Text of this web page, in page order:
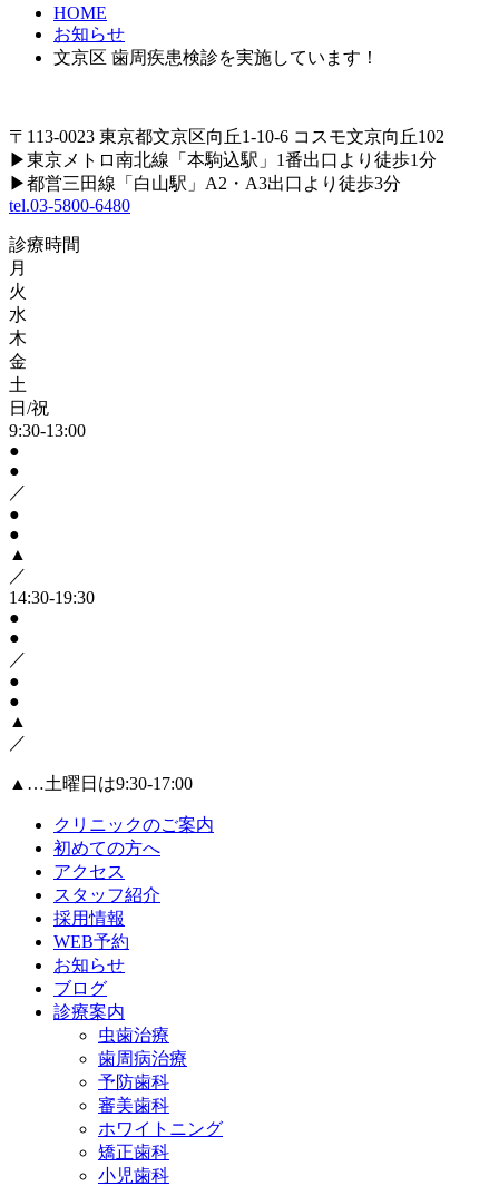
HOME
お知らせ
文京区 歯周疾患検診を実施しています！
〒113-0023 東京都文京区向丘1-10-6 コスモ文京向丘102
▶東京メトロ南北線「本駒込駅」1番出口より徒歩1分
▶都営三田線「白山駅」A2・A3出口より徒歩3分
tel.03-5800-6480
診療時間
月
火
水
木
金
土
日/祝
9:30-13:00
●
●
／
●
●
▲
／
14:30-19:30
●
●
／
●
●
▲
／
▲…土曜日は9:30-17:00
クリニックのご案内
初めての方へ
アクセス
スタッフ紹介
採用情報
WEB予約
お知らせ
ブログ
診療案内
虫歯治療
歯周病治療
予防歯科
審美歯科
ホワイトニング
矯正歯科
小児歯科